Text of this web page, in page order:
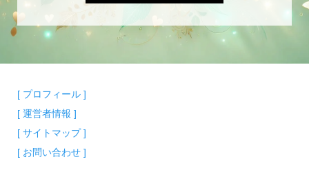
[ プロフィール ]
[ 運営者情報 ]
[ サイトマップ ]
[ お問い合わせ ]